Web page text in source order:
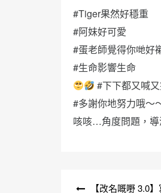
#Tiger果然好穩重
#阿妹好可愛
#蛋老師覺得你哋好
#生命影響生命
#下下都又喊
#多謝你地努力哦～
咳咳…角度問題，
【改名嘅嘢 3.0